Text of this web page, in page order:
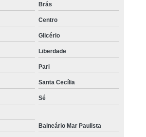
Brás
Centro
Glicério
Liberdade
Pari
Santa Cecília
Sé
Balneário Mar Paulista